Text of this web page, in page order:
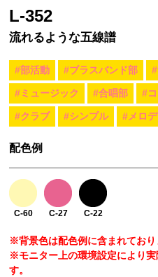
L-352
流れるような五線譜
#部活動 #ブラスバンド部
#ミュージック #合唱部 #
#クラブ #シンプル #メロ
配色例
C-60 C-27 C-22
※背景色は配色例に含まれており
※モニター上の環境設定により
す。